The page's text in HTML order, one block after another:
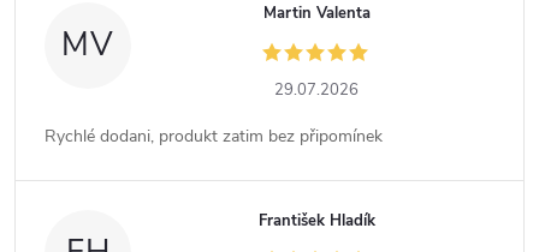
MV
Martin Valenta
29.07.2026
Rychlé dodani, produkt zatim bez připomínek
František Hladík